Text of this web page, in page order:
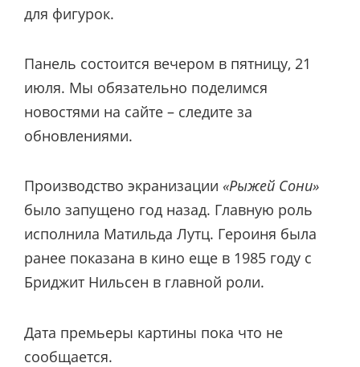
для фигурок.
Панель состоится вечером в пятницу, 21
июля. Мы обязательно поделимся
новостями на сайте – следите за
обновлениями.
Производство экранизации «Рыжей Сони»
было запущено год назад. Главную роль
исполнила Матильда Лутц. Героиня была
ранее показана в кино еще в 1985 году с
Бриджит Нильсен в главной роли.
Дата премьеры картины пока что не
сообщается.